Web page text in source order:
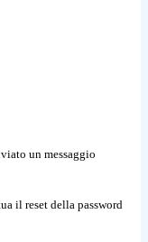
un messaggio
il reset della password